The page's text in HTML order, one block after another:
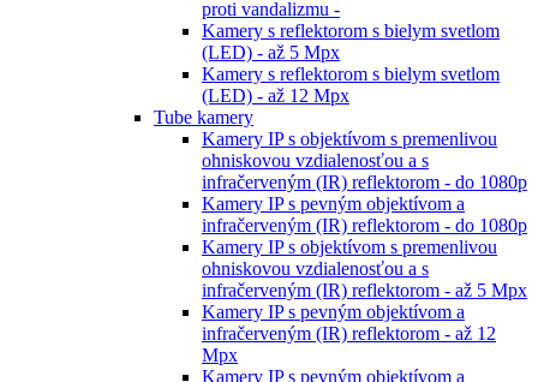
proti vandalizmu -
Kamery s reflektorom s bielym svetlom
(LED) - až 5 Mpx
Kamery s reflektorom s bielym svetlom
(LED) - až 12 Mpx
Tube kamery
Kamery IP s objektívom s premenlivou
ohniskovou vzdialenosťou a s
infračerveným (IR) reflektorom - do 1080p
Kamery IP s pevným objektívom a
infračerveným (IR) reflektorom - do 1080p
Kamery IP s objektívom s premenlivou
ohniskovou vzdialenosťou a s
infračerveným (IR) reflektorom - až 5 Mpx
Kamery IP s pevným objektívom a
infračerveným (IR) reflektorom - až 12
Mpx
Kamery IP s pevným objektívom a